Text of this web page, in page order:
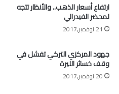
ارتفاع أسعار الذهب.. والأنظار تتجه
لمحضر الفيدرالي
21 نوفمبر,2017
جهود المركزي التركي تفشل في
وقف خسائر الليرة
20 نوفمبر,2017